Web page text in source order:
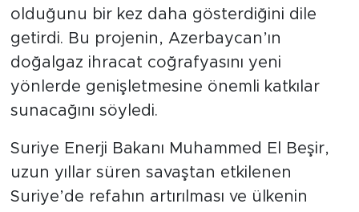
olduğunu bir kez daha gösterdiğini dile
getirdi. Bu projenin, Azerbaycan’ın
doğalgaz ihracat coğrafyasını yeni
yönlerde genişletmesine önemli katkılar
sunacağını söyledi.
Suriye Enerji Bakanı Muhammed El Beşir,
uzun yıllar süren savaştan etkilenen
Suriye’de refahın artırılması ve ülkenin